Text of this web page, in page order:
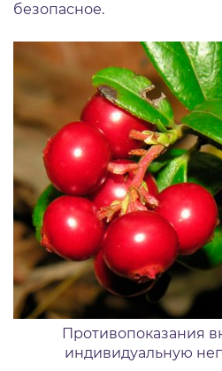
безопасное.
Противопоказания
индивидуальную